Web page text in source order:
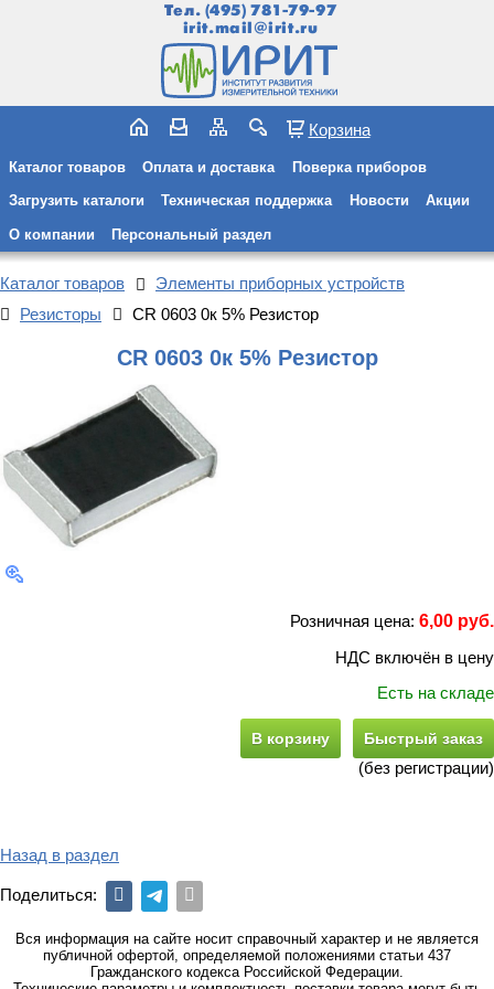
Тел. (495) 781-79-97
irit.mail@irit.ru
Корзина
Каталог товаров Оплата и доставка Поверка приборов
Загрузить каталоги Техническая поддержка Новости Акции
О компании Персональный раздел
Каталог товаров
Элементы приборных устройств
Резисторы
CR 0603 0к 5% Резистор
CR 0603 0к 5% Резистор
Розничная цена: 6,00 руб.
НДС включён в цену
Есть на складе
В корзину Быстрый заказ
(без регистрации)
Назад в раздел
Поделиться:
Вся информация на сайте носит справочный характер и не является
публичной офертой, определяемой положениями статьи 437
Гражданского кодекса Российской Федерации.